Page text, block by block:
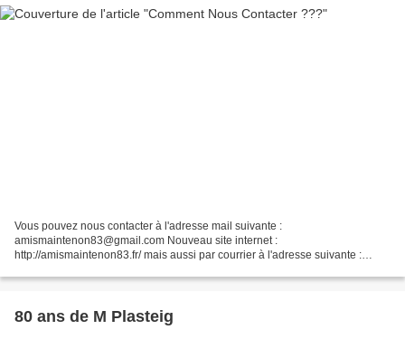
Vous pouvez nous contacter à l'adresse mail suivante :
amismaintenon83@gmail.com Nouveau site internet :
http://amismaintenon83.fr/ mais aussi par courrier à l'adresse suivante :
Hyèr...
80 ans de M Plasteig